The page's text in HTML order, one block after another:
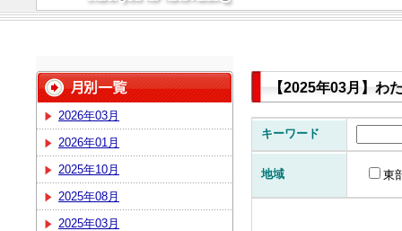
2026年03月
2026年01月
2025年10月
2025年08月
2025年03月
【2025年03月】わ
キーワード
地域 東